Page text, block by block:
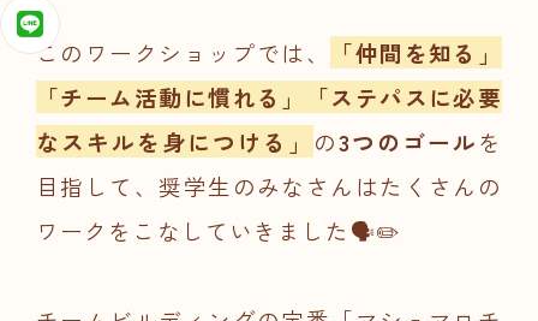
このワークショップでは、
「仲間を知る」
「チーム活動に慣れる」「ステパスに必要
なスキルを身につける」 の3つのゴールを
目指して、奨学生のみなさんはたくさんの
ワークをこなしていきました🗣️✏️